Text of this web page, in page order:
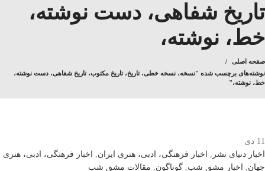
تاریخ شفاهی، دست نوشته،
خط، نوشته،
صفحه اصلی
نوشته‌های برچسب شده "نسخه، نسخه خطی، تاریخ، تاریخ مکتوب، تاریخ شفاهی، دست نوشته،
خط، نوشته،"
11 دی
اخبار دنیای نشر , اخبار فرهنگی، ادبی، هنری ایران,
اخبار فرهنگی، ادبی، هنری
جهان, اخبار مشق شب, گوناگون, مقالات مشق شب